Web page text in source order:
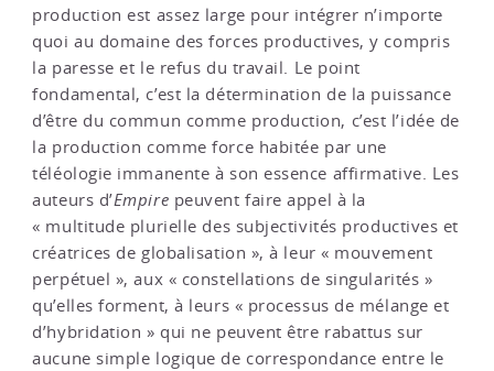
production est assez large pour intégrer n’importe
quoi au domaine des forces productives, y compris
la paresse et le refus du travail. Le point
fondamental, c’est la détermination de la puissance
d’être du commun comme production, c’est l’idée de
la production comme force habitée par une
téléologie immanente à son essence affirmative. Les
auteurs d’Empire peuvent faire appel à la
« multitude plurielle des subjectivités productives et
créatrices de globalisation », à leur « mouvement
perpétuel », aux « constellations de singularités »
qu’elles forment, à leurs « processus de mélange et
d’hybridation » qui ne peuvent être rabattus sur
aucune simple logique de correspondance entre le